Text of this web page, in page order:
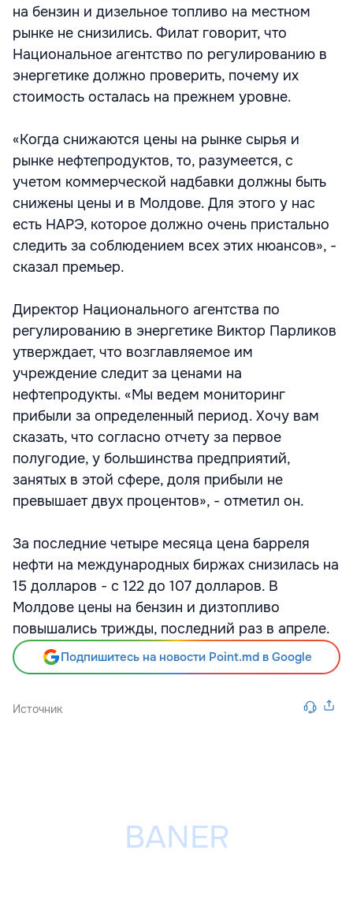
на бензин и дизельное топливо на местном
рынке не снизились. Филат говорит, что
Национальное агентство по регулированию в
энергетике должно проверить, почему их
стоимость осталась на прежнем уровне.
«Когда снижаются цены на рынке сырья и
рынке нефтепродуктов, то, разумеется, с
учетом коммерческой надбавки должны быть
снижены цены и в Молдове. Для этого у нас
есть НАРЭ, которое должно очень пристально
следить за соблюдением всех этих нюансов», -
сказал премьер.
Директор Национального агентства по
регулированию в энергетике Виктор Парликов
утверждает, что возглавляемое им
учреждение следит за ценами на
нефтепродукты. «Мы ведем мониторинг
прибыли за определенный период. Хочу вам
сказать, что согласно отчету за первое
полугодие, у большинства предприятий,
занятых в этой сфере, доля прибыли не
превышает двух процентов», - отметил он.
За последние четыре месяца цена барреля
нефти на международных биржах снизилась на
15 долларов - с 122 до 107 долларов. В
Молдове цены на бензин и дизтопливо
повышались трижды, последний раз в апреле.
Подпишитесь на новости Point.md в Google
Источник